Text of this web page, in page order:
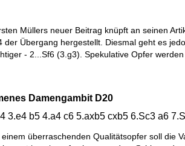
Müllers neuer Beitrag knüpft an seinen
der Übergang hergestellt. Diesmal geht es
- 2...Sf6 (3.g3). Spekulative Opfer
Damengambit D20
3.e4 b5 4.a4 c6 5.axb5 cxb5 6.Sc3 a6
einem überraschenden Qualitätsopfer soll die